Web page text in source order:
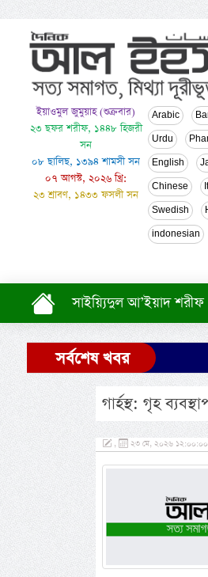
ইয়াওমুল জুমুয়াহ (শুক্রবার)
২৩ ছফর শরীফ, ১৪৪৮ হিজরী
সন
০৮ ছালিছ, ১৩৯৪ শামসী সন
০৭ আগস্ট, ২০২৬ খ্রি:
২৩ শ্রাবণ, ১৪৩৩ ফসলী সন
Arabic
Urdu
English
Chinese
Swedish
indonesian
সাইয়্যিদুল আ’ইয়াদ শরীফ
সর্বশেষ খবর
গার্হস্থ: গৃহ
, ২৩ মে, ২০২৬ ১২:০০:০০